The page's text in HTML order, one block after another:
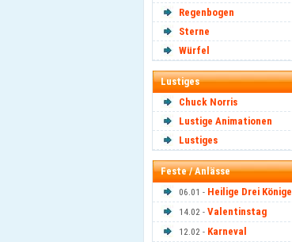
Regenbogen
Sterne
Würfel
Lustiges
Chuck Norris
Lustige Animationen
Lustiges
Feste / Anlässe
06.01 - Heilige Drei Könige
14.02 - Valentinstag
12.02 - Karneval